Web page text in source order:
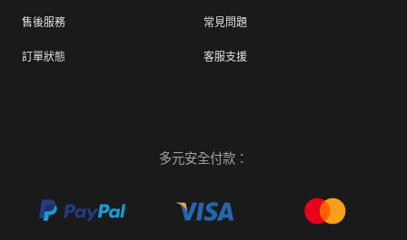
售後服務 常見問題
訂單狀態 客服支援
多元安全付款：